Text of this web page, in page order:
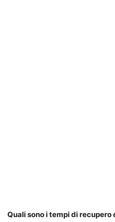
Quali sono i tempi di recupero